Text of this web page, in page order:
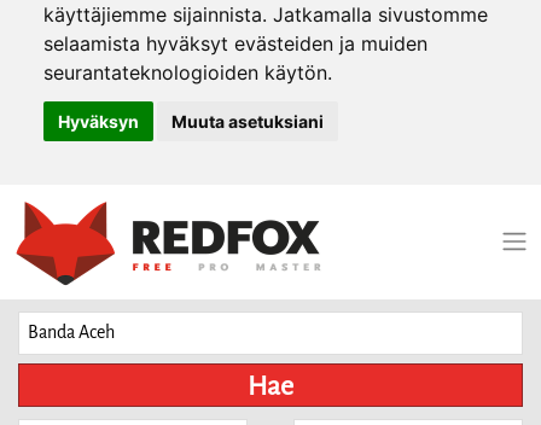
käyttäjiemme sijainnista. Jatkamalla sivustomme
selaamista hyväksyt evästeiden ja muiden
seurantateknologioiden käytön.
Hyväksyn Muuta asetuksiani
Hae